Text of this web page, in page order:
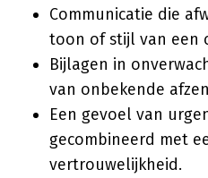
Communicatie die
toon of stijl van een
Bijlagen in
van onbekende
Een gevoel van
gecombineerd met
vertrouwelijkheid.